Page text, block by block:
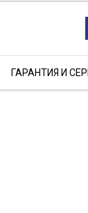
ГАРАНТИЯ И